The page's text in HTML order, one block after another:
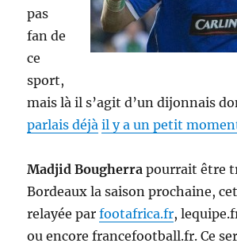
pas
fan de
ce
sport,
mais là il s’agit d’un dijonnais
parlais déjà il y a un petit
Madjid Bougherra pourrait être
Bordeaux la saison prochaine,
relayée parfootafrica.fr,
ou encore francefootball.fr. Ce